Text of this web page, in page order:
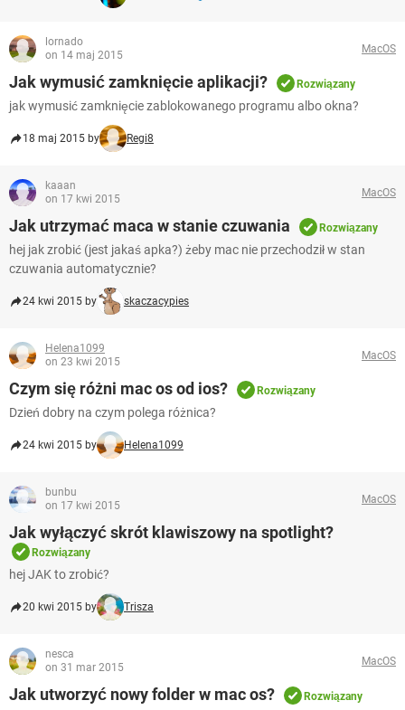
lornado
on 14 maj 2015
MacOS
Jak wymusić zamknięcie aplikacji? Rozwiązany
jak wymusić zamknięcie zablokowanego programu albo okna?
18 maj 2015 by Regi8
kaaan
on 17 kwi 2015
MacOS
Jak utrzymać maca w stanie czuwania Rozwiązany
hej jak zrobić (jest jakaś apka?) żeby mac nie przechodził w stan
czuwania automatycznie?
24 kwi 2015 by skaczacypies
Helena1099
on 23 kwi 2015
MacOS
Czym się różni mac os od ios? Rozwiązany
Dzień dobry na czym polega różnica?
24 kwi 2015 by Helena1099
bunbu
on 17 kwi 2015
MacOS
Jak wyłączyć skrót klawiszowy na spotlight?
Rozwiązany
hej JAK to zrobić?
20 kwi 2015 by Trisza
nesca
on 31 mar 2015
MacOS
Jak utworzyć nowy folder w mac os? Rozwiązany